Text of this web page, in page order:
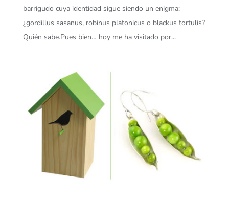
barrigudo cuya identidad sigue siendo un enigma:
¿gordillus sasanus, robinus platonicus o blackus tortulis?
Quién sabe.Pues bien… hoy me ha visitado por...